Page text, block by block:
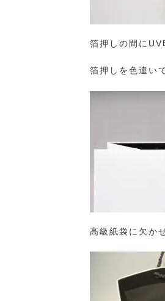
箔押しの間にUV
箔押しを色違い
高級紙袋に欠か